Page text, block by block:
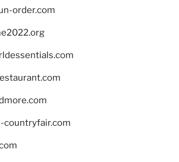
order.com
countryfair.com